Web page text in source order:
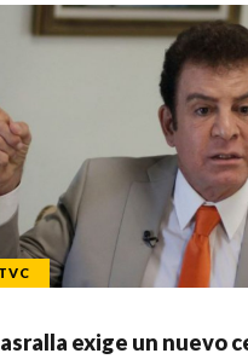
exige un nuevo